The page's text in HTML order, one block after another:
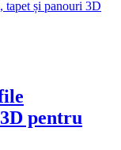
pentru